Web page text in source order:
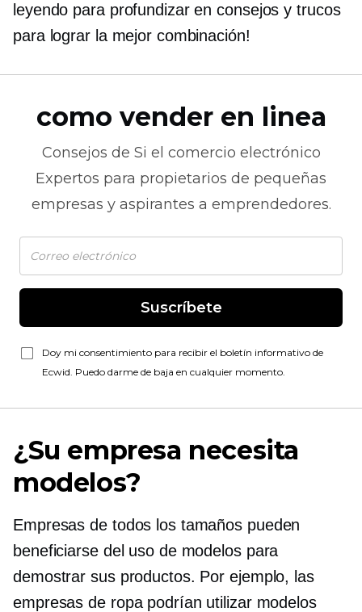
leyendo para profundizar en consejos y trucos
para lograr la mejor combinación!
como vender en linea
Consejos de Si el comercio electrónico
Expertos para propietarios de pequeñas
empresas y aspirantes a emprendedores.
Suscríbete
Doy mi consentimiento para recibir el boletín informativo de
Ecwid. Puedo darme de baja en cualquier momento.
¿Su empresa necesita
modelos?
Empresas de todos los tamaños pueden
beneficiarse del uso de modelos para
demostrar sus productos. Por ejemplo, las
empresas de ropa podrían utilizar modelos